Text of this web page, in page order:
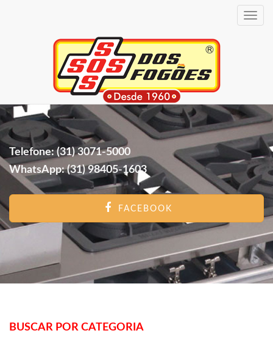
Toggle
Telefone: (31) 3071-5000
WhatsApp: (31) 98405-1603
FACEBOOK
BUSCAR POR CATEGORIA